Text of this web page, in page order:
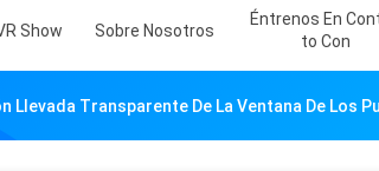
Show Sobre Nosotros
Éntrenos En
To Con
Llevada Transparente De La Ventana De Los